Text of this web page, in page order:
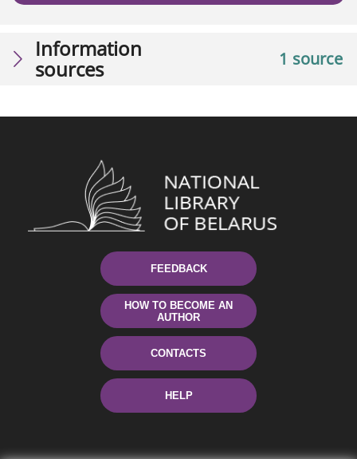
1 source
Information
sources
FEEDBACK
HOW TO BECOME AN
AUTHOR
CONTACTS
HELP